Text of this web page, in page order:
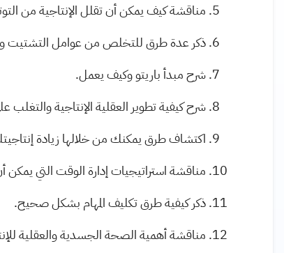
مناقشة كيف يمكن أن تقلل الإنتاجية من
ذكر عدة طرق للتخلص من عوامل التشتيت
شرح مبدأ باريتو وكيف يعمل.
شرح كيفية تطوير العقلية الإنتاجية
اكتشاف طرق يمكنك من خلالها زيادة
مناقشة استراتيجيات إدارة الوقت التي
ذكر كيفية طرق تكليف المهام بشكل صحيح.
مناقشة أهمية الصحة الجسدية والعقلية